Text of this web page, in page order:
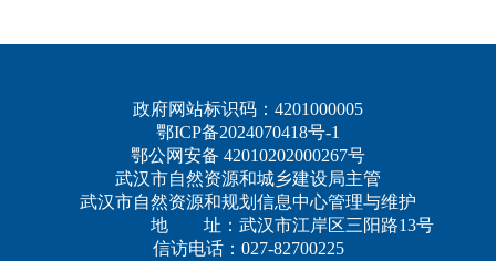
政府网站标识码：4201000005
鄂ICP备2024070418号-1
鄂公网安备 42010202000267号
武汉市自然资源和城乡建设局主管
武汉市自然资源和规划信息中心管理与维护
地 址：武汉市江岸区三阳路13号
信访电话：027-82700225